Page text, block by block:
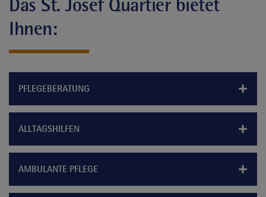
Ihnen:
PFLEGEBERATUNG
ALLTAGSHILFEN
AMBULANTE PFLEGE